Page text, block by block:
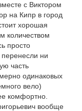
с Виктором
на Кипр в город
хорошая
количеством
просто
ни
часть
одинаковых
вело)
комфортно.
вообще